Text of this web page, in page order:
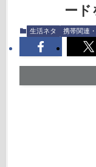
ード
生活ネタ 携帯関連